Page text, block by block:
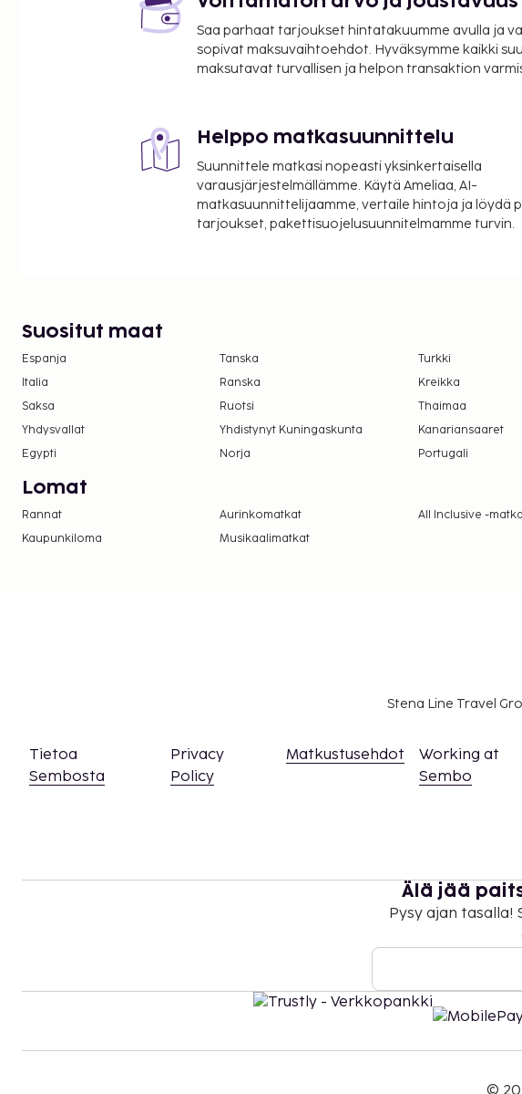
delivery assistance.
Saa parhaat tarjoukset hintatakuumme avulla ja
sopivat maksuvaihtoehdot. Hyväksymme kaikki
maksutavat turvallisen ja helpon transaktion
Helppo matkasuunnittelu
Suunnittele matkasi nopeasti yksinkertaisella
varausjärjestelmällämme. Käytä Ameliaa, AI-
matkasuunnittelijaamme, vertaile hintoja ja löydä
tarjoukset, pakettisuojelusuunnitelmamme turvin.
Suositut maat
Espanja Tanska
Turkki
Italia
Ranska
Kreikka
Saksa
Ruotsi
Thaimaa
Yhdysvallat
Yhdistynyt Kuningaskunta
Kanariansaaret
Egypti
Norja Portugali
Lomat
Rannat Aurinkomatkat All Inclusive -
Kaupunkiloma
Musikaalimatkat
Stena Line Travel
Tietoa
Sembosta
Privacy
Policy
Matkustusehdot
Working at
Sembo
Älä jää
Pysy ajan